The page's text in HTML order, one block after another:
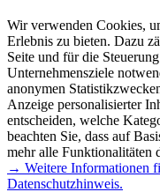
Wir verwenden Cookies,
Erlebnis zu bieten. Dazu
Seite und für die
Unternehmensziele
anonymen
Anzeige personalisierter
entscheiden, welche
beachten Sie, dass auf
mehr alle Funktionalitäten
→ Weitere Informationen
Datenschutzhinweis.